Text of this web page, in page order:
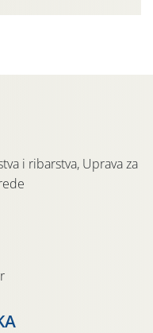
i ribarstva, Uprava za